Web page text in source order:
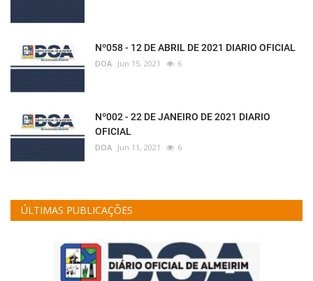
Nº058 - 12 DE ABRIL DE 2021 DIARIO OFICIAL
DOA Jun 15, 2021 6
Nº002 - 22 DE JANEIRO DE 2021 DIARIO
OFICIAL
DOA Jun 11, 2021 6
ÚLTIMAS PUBLICAÇÕES